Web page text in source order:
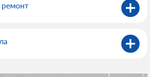
ремонт